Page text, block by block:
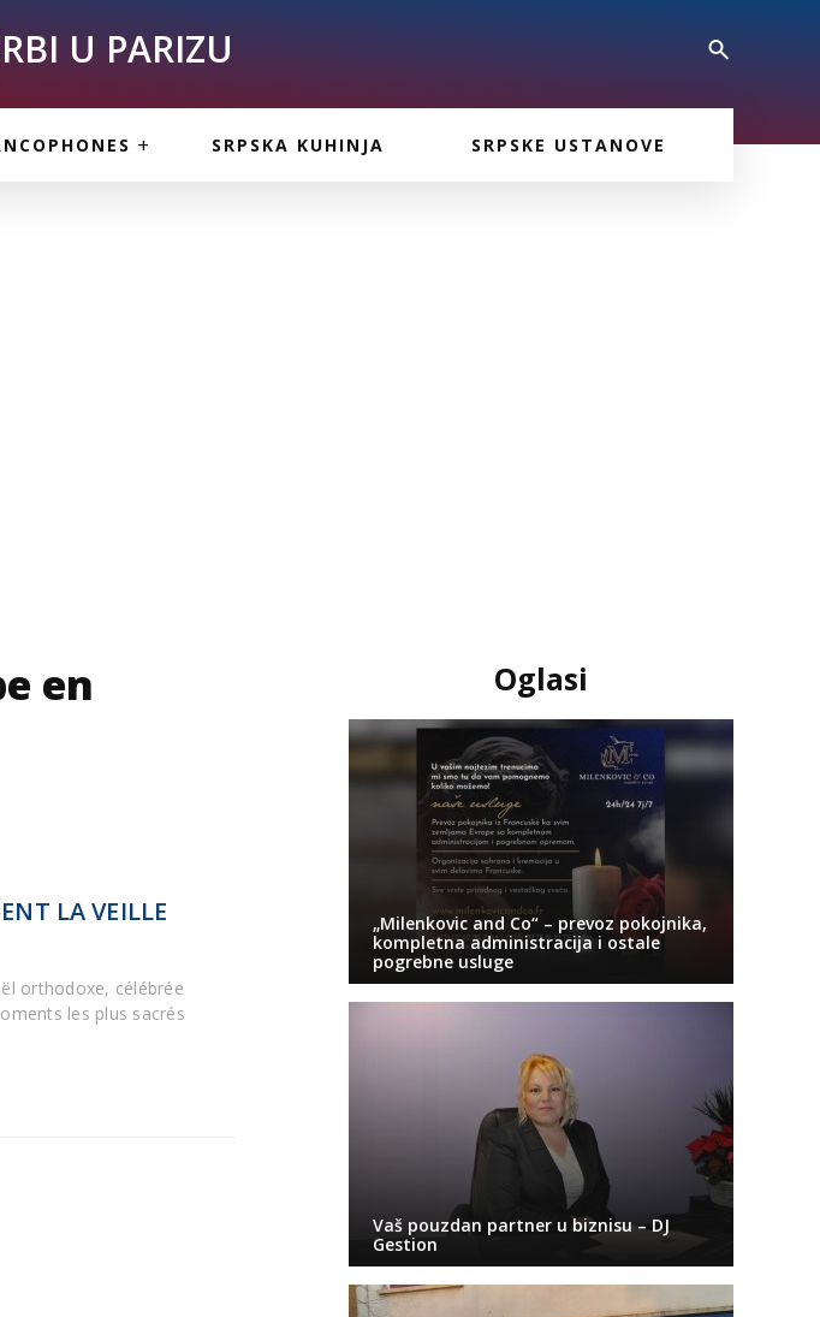
U PARIZU
SRPSKA KUHINJA SRPSKE USTANOVE
en
LA VEILLE
orthodoxe, célébrée
les plus sacrés
Oglasi
„Milenkovic and Co“ – prevoz pokojnika,
kompletna administracija i ostale
pogrebne usluge
Vaš pouzdan partner u biznisu – DJ
Gestion